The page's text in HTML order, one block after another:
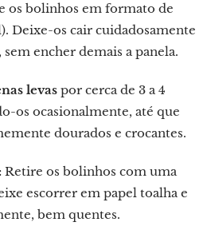
os bolinhos em formato de
Deixe-os cair cuidadosamente
encher demais a panela.
levas por cerca de 3 a 4
os ocasionalmente, até que
dourados e crocantes.
Retire os bolinhos com uma
escorrer em papel toalha e
bem quentes.